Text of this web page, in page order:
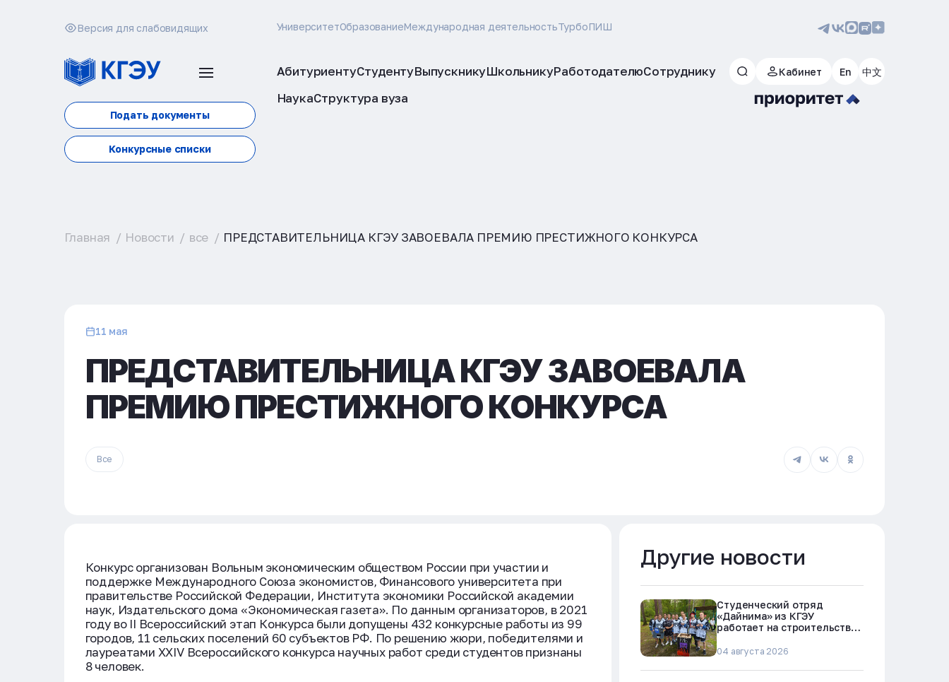
Версия для слабовидящих УниверситетОбразованиеМеждународная деятельностьТурбоПИШ
Подать документы
Конкурсные списки
АбитуриентуСтудентуВыпускникуШкольникуРаботодателюСотруднику
НаукаСтруктура вуза
Кабинет En 中文
Главная Новости все ПРЕДСТАВИТЕЛЬНИЦА КГЭУ ЗАВОЕВАЛА ПРЕМИЮ ПРЕСТИЖНОГО КОНКУРСА
11 мая
ПРЕДСТАВИТЕЛЬНИЦА КГЭУ ЗАВОЕВАЛА
ПРЕМИЮ ПРЕСТИЖНОГО КОНКУРСА
Все
Конкурс организован Вольным экономическим обществом России при участии и
поддержке Международного Союза экономистов, Финансового университета при
правительстве Российской Федерации, Института экономики Российской академии
наук, Издательского дома «Экономическая газета». По данным организаторов, в 2021
году во II Всероссийский этап Конкурса были допущены 432 конкурсные работы из 99
городов, 11 сельских поселений 60 субъектов РФ. По решению жюри, победителями и
лауреатами XXIV Всероссийского конкурса научных работ среди студентов признаны
8 человек.
Другие новости
Студенческий отряд
«Дайнима» из КГЭУ
работает на строительстве
04 августа 2026